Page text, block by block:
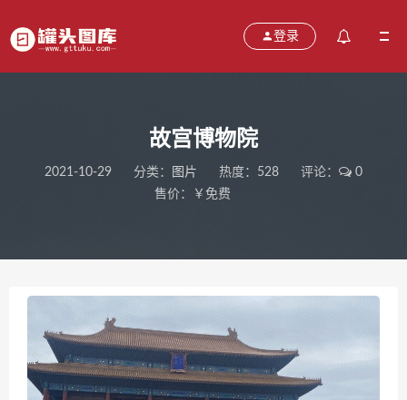
登录
故宫博物院
2021-10-29 分类： 图片 热度：528 评论：
0
售价：￥免费